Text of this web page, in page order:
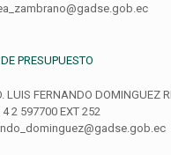
PRESUPUESTO
LUIS FERNANDO DOMINGUEZ
2 597700 EXT 252